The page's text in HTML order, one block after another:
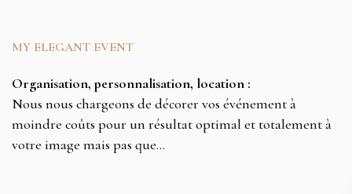
MY ELEGANT EVENT
Organisation, personnalisation, location :
Nous nous chargeons de décorer vos événement à
moindre coûts pour un résultat optimal et totalement à
votre image mais pas que…